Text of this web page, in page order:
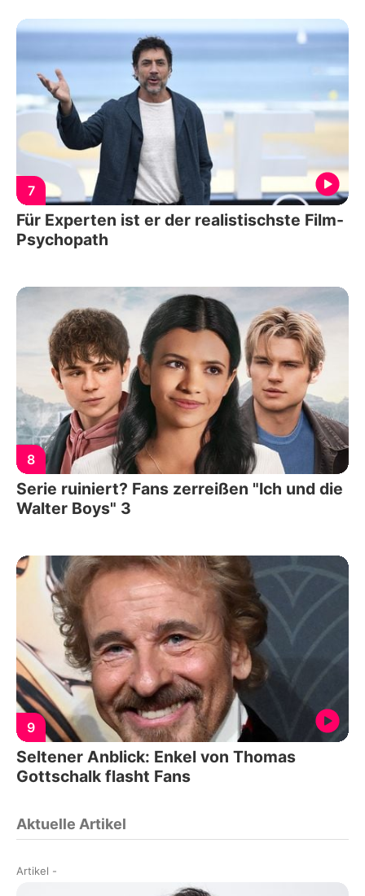
7
Für Experten ist er der realistischste Film-
Psychopath
8
Serie ruiniert? Fans zerreißen "Ich und die
Walter Boys" 3
9
Seltener Anblick: Enkel von Thomas
Gottschalk flasht Fans
Aktuelle Artikel
Artikel -